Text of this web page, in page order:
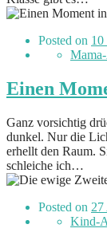
Posted on 10
Einen
Ganz vorsichtig
dunkel. Nur die
erhellt den Raum.
schleiche ich…
Posted on 27
Kind-